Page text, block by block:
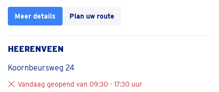
Meer details Plan uw route
HEERENVEEN
Koornbeursweg 24
Vandaag geopend van 09:30 - 17:30 uur